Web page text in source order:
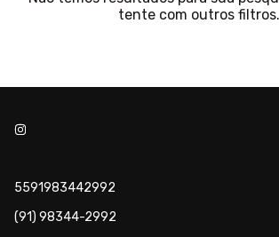
tente com outros filtros.
5591983442992
(91) 98344-2992